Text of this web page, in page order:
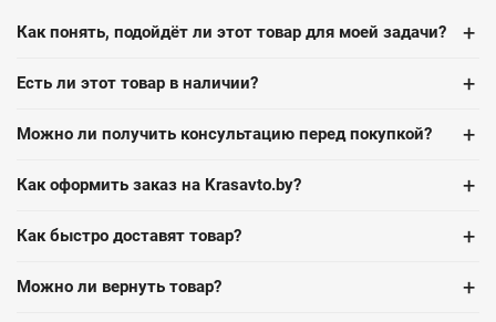
Как понять, подойдёт ли этот товар для моей задачи? +
Есть ли этот товар в наличии? +
Можно ли получить консультацию перед покупкой? +
Как оформить заказ на Krasavto.by? +
Как быстро доставят товар? +
Можно ли вернуть товар? +